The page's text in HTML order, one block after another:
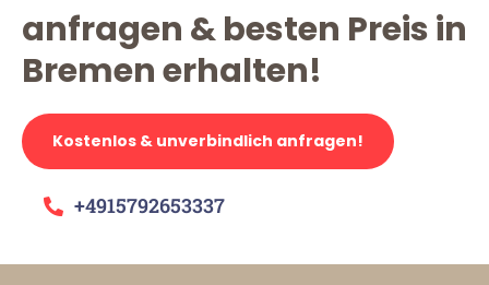
anfragen & besten Preis in
Bremen erhalten!
Kostenlos & unverbindlich anfragen!
+4915792653337